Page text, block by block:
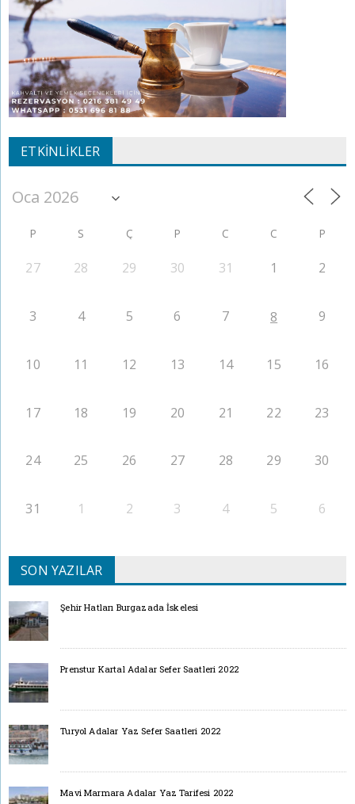
ETKINLIKLER
P S Ç P C C P
27 28 29 30 31 1 2
3 4 5 6 7 8 9
10 11 12 13 14 15 16
17 18 19 20 21 22 23
24 25 26 27 28 29 30
31 1 2 3 4 5 6
SON YAZILAR
Şehir Hatları Burgazada İskelesi
Prenstur Kartal Adalar Sefer Saatleri 2022
Turyol Adalar Yaz Sefer Saatleri 2022
Mavi Marmara Adalar Yaz Tarifesi 2022